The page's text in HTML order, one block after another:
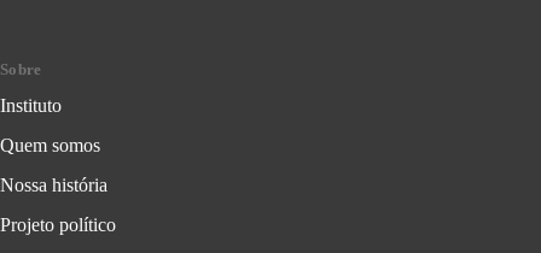
Sobre
Instituto
Quem somos
Nossa história
Projeto político